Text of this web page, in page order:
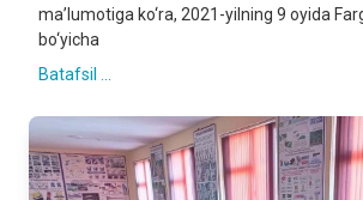
ma’lumotiga ko‘ra, 2021-yilning 9 oyida
bo‘yicha
Batafsil ...